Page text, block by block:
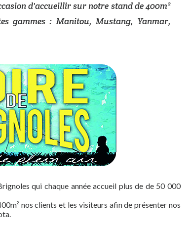
d'accueillir sur notre stand de 400m²
gammes : Manitou, Mustang, Yanmar,
qui chaque année accueil plus de de 50 000
nos clients et les visiteurs afin de présenter nos